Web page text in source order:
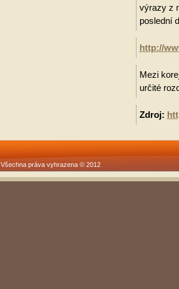
výrazy z
poslední
http://
Mezi
určité
Zdroj:
Všechna práva vyhrazena © 2012